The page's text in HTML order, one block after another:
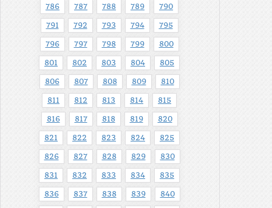
786 787 788 789 790
791 792 793 794 795
796 797 798 799 800
801 802 803 804 805
806 807 808 809 810
811 812 813 814 815
816 817 818 819 820
821 822 823 824 825
826 827 828 829 830
831 832 833 834 835
836 837 838 839 840